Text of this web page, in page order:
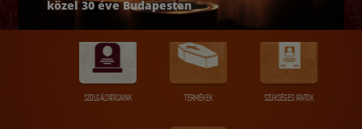
közel 30 éve Budapesten
SZOLGÁLTATÁSAINK TERMÉKEK SZÜKSÉGES IRATOK